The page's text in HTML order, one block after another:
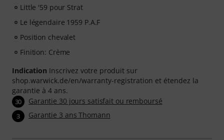
Little '59 pour Strat
Le légendaire 1959 P.A.F
Position chevalet
Finition: Crème
Indication Inscrivez votre produit sur
shop.warwick.de/en/warranty-registration et étendez la
garantie à 4 ans.
30 Garantie 30 jours satisfait ou remboursé
3 Garantie 3 ans Thomann